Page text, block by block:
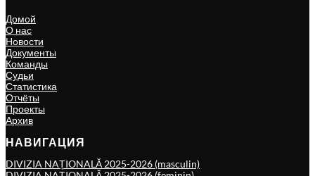
Домой
О нас
Новости
Документы
Команды
Судьи
Статистика
Отчёты
Проекты
Архив
НАВИГАЦИЯ
DIVIZIA NAȚIONALĂ 2025-2026 (masculin)